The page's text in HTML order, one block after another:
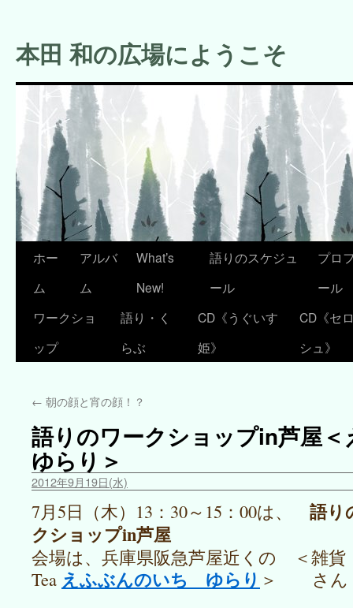
テ
ン
本田 和の広場にようこそ
ホー
ム
アルバ
ム
What’s
New!
語りのスケジュ
ール
プロ
ール
ワークショ
ップ
語り・く
らぶ
CD《うぐいす
姫》
CD《セ
シュ》
← 朝の顔と宵の顔！？
語りのワークショップin芦屋
ゆらり＞
2012年9月19日(水)
7月5日（木）13：30～15：00は、 語り
クショップin芦屋
会場は、兵庫県阪急芦屋近くの ＜
Tea えふぶんのいち ゆらり ＞ さん